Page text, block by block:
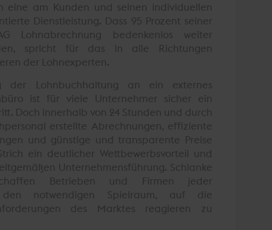
eine am Kunden und seinen individuellen
Dienstleistung. Dass 95 Prozent seiner
Lohnabrechnung bedenkenlos weiter
spricht für das in alle Richtungen
der Lohnexperten.
der Lohnbuchhaltung an ein externes
ist für viele Unternehmer sicher ein
Doch innerhalb von 24 Stunden und durch
erstellte Abrechnungen, effiziente
und günstige und transparente Preise
ein deutlicher Wettbewerbsvorteil und
Unternehmensführung. Schlanke
Betrieben und Firmen jeder
den notwendigen Spielraum, auf die
des Marktes reagieren zu